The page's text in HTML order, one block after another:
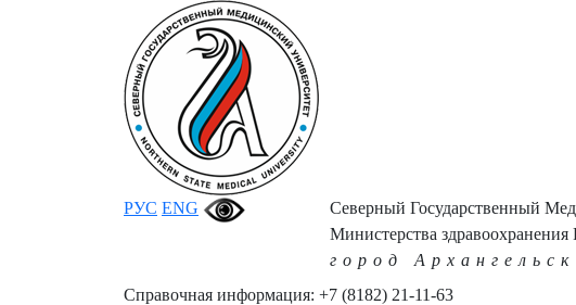
РУС ENG
Северный Государственный
Министерства
город Архангельск
Справочная информация: +7 (8182) 21-11-63